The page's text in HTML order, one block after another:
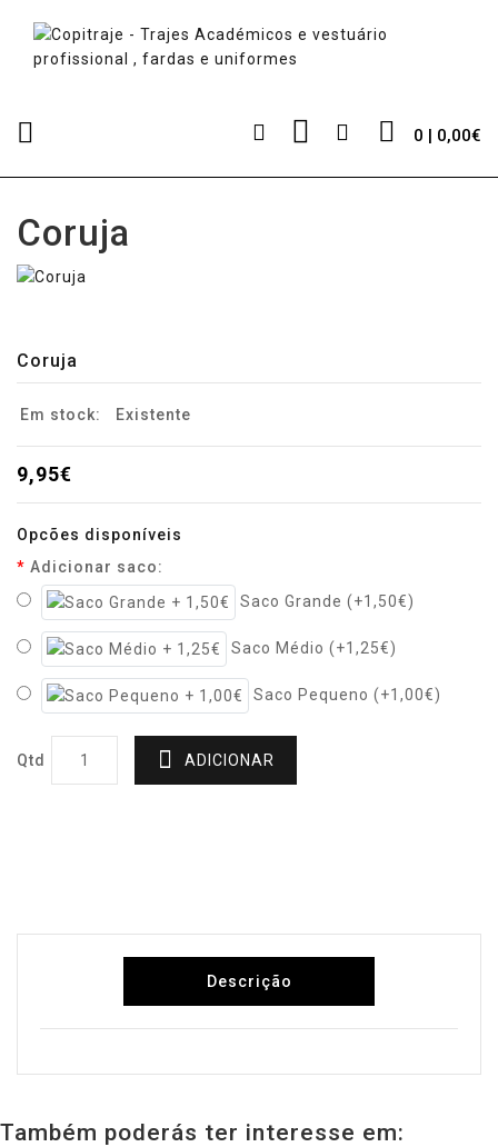
0 | 0,00€
Coruja
Coruja
Em stock: Existente
9,95€
Opcões disponíveis
Adicionar saco:
Saco Grande (+1,50€)
Saco Médio (+1,25€)
Saco Pequeno (+1,00€)
Qtd ADICIONAR
Descrição
Também poderás ter interesse em: